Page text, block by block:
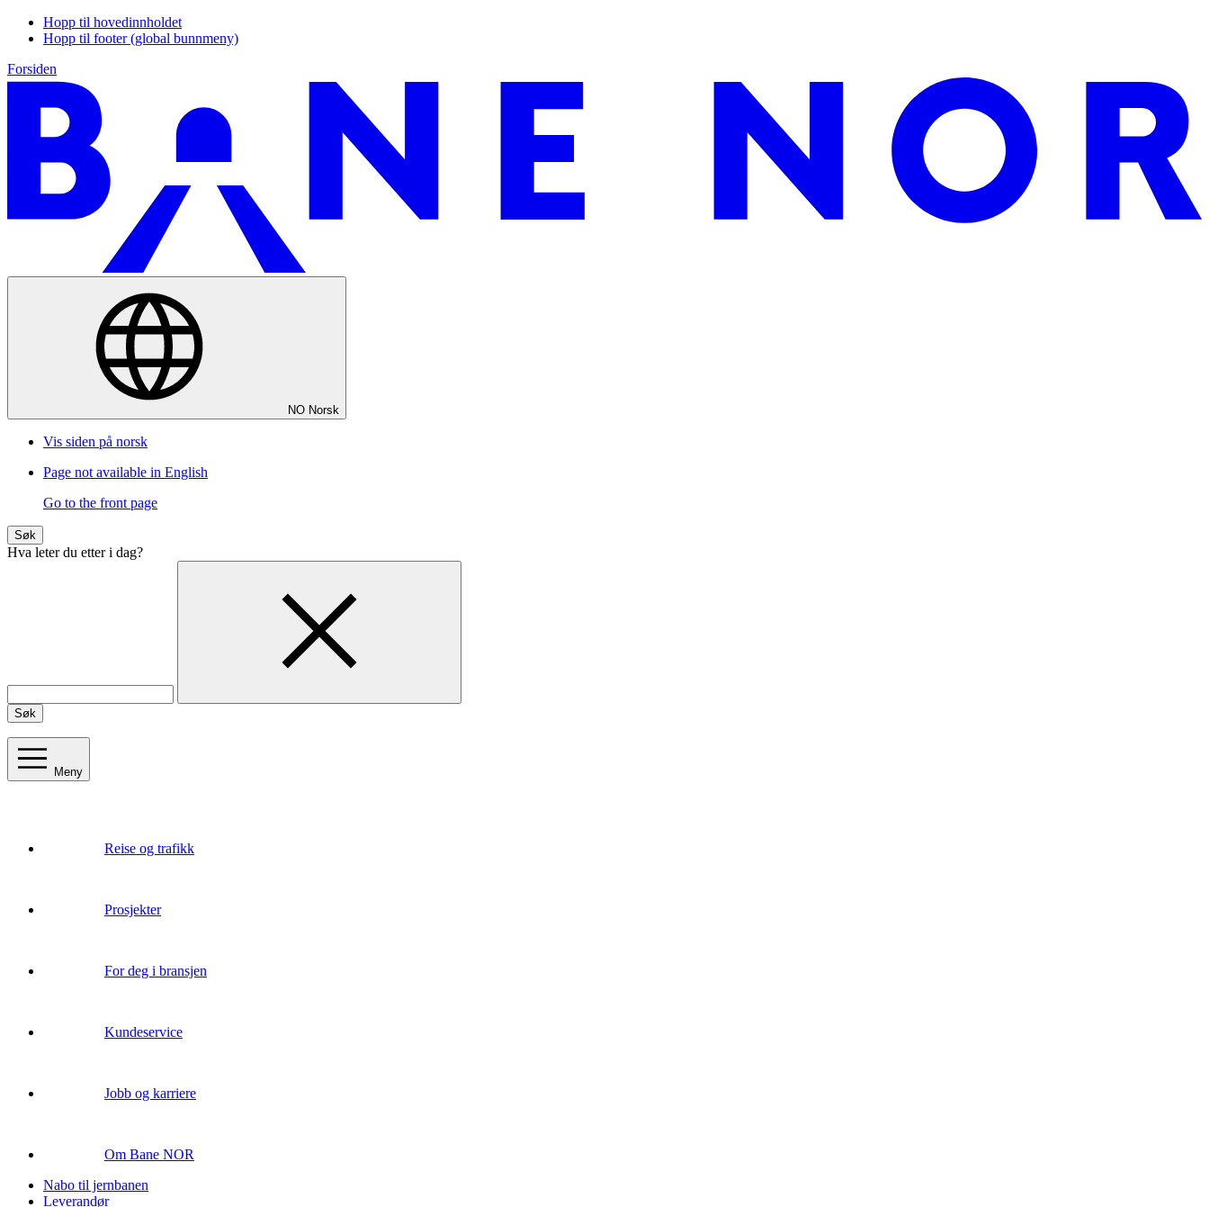
Hopp til hovedinnholdet
Hopp til footer (global bunnmeny)
Forsiden
NO Norsk
Vis siden på norsk
Page not available in English
Go to the front page
Søk
Hva leter du etter i dag?
Søk
Meny
Reise og trafikk
Prosjekter
For deg i bransjen
Kundeservice
Jobb og karriere
Om Bane NOR
Nabo til jernbanen
Leverandør